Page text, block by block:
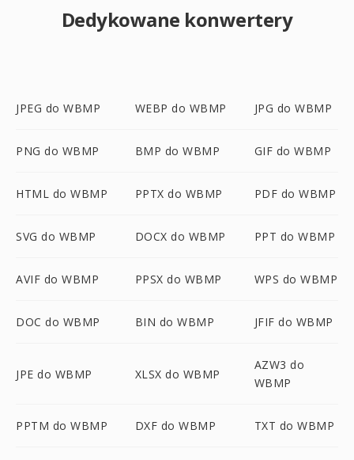
Dedykowane konwertery
JPEG do WBMP WEBP do WBMP JPG do WBMP
PNG do WBMP BMP do WBMP GIF do WBMP
HTML do WBMP PPTX do WBMP PDF do WBMP
SVG do WBMP DOCX do WBMP PPT do WBMP
AVIF do WBMP PPSX do WBMP WPS do WBMP
DOC do WBMP BIN do WBMP JFIF do WBMP
JPE do WBMP XLSX do WBMP
AZW3 do
WBMP
PPTM do WBMP DXF do WBMP TXT do WBMP